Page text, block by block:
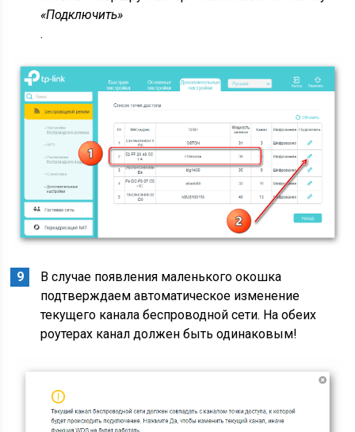
«Подключить»
.
В случае появления маленького окошка
подтверждаем автоматическое изменение
текущего канала беспроводной сети. На обеих
роутерах канал должен быть одинаковым!